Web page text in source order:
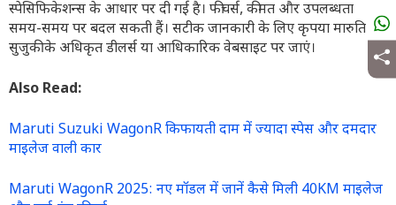
स्पेसिफिकेशन्स के आधार पर दी गई है। फीचर्स, कीमत और उपलब्धता
समय-समय पर बदल सकती हैं। सटीक जानकारी के लिए कृपया मारुति
सुजुकी के अधिकृत डीलर्स या आधिकारिक वेबसाइट पर जाएं।
Also Read:
Maruti Suzuki WagonR किफायती दाम में ज्यादा स्पेस और दमदार
माइलेज वाली कार
Maruti WagonR 2025: नए मॉडल में जानें कैसे मिली 40KM माइलेज